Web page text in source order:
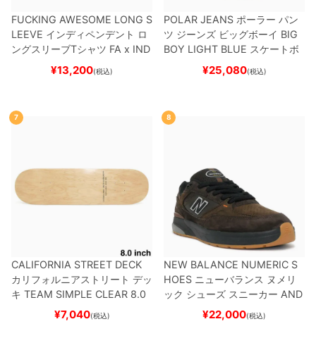
FUCKING AWESOME LONG S
LEEVE インディペンデント ロ
ングスリーブTシャツ FA x IND
EPENDENTHOSTAGE
スケートボード スケボー
¥13,200(税込)
POLAR JEANS ポーラー パン
ツ ジーンズ ビッグボーイ BIG
BOY LIGHT BLUE スケートボ
ード スケボー
¥25,080(税込)
7
CALIFORNIA STREET DECK
カリフォルニアストリート デッ
キ TEAM SIMPLE CLEAR 8.0
ブランク（DSM）
ード スケボー
¥7,040(税込)
8
NEW BALANCE NUMERIC S
HOES ニューバランス ヌメリ
ック シューズ スニーカー AND
REW REYNOLDS 933
BROWN/BLACK
スケート
¥22,000(税込)